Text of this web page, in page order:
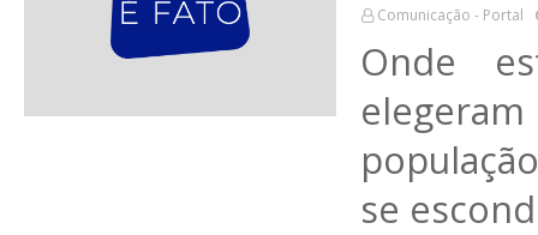
Comunicação - Portal
Onde
se